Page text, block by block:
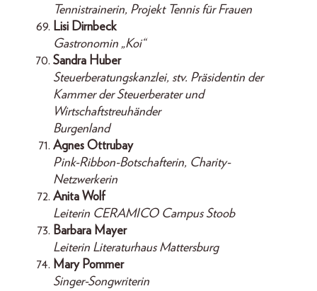
Tennistrainerin, Projekt Tennis für Frauen
Lisi Dirnbeck
Gastronomin „Koi“
Sandra Huber
Steuerberatungskanzlei, stv. Präsidentin der
Kammer der Steuerberater und
Wirtschaftstreuhänder
Burgenland
Agnes Ottrubay
Pink-Ribbon-Botschafterin, Charity-
Netzwerkerin
Anita Wolf
Leiterin CERAMICO Campus Stoob
Barbara Mayer
Leiterin Literaturhaus Mattersburg
Mary Pommer
Singer-Songwriterin